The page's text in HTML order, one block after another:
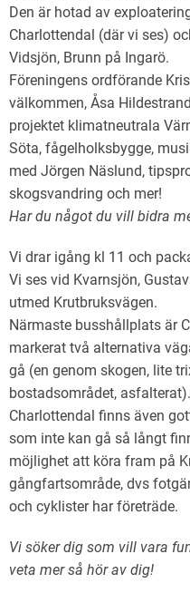
Den är hotad av
Charlottendal (där vi ses)
Vidsjön, Brunn på Ingarö.
Föreningens ordförande
välkommen, Åsa
projektet klimatneutrala
Söta, fågelholksbygge,
med Jörgen Näslund,
skogsvandring och mer!
Har du något du vill bidra
Vi drar igång kl 11 och
Vi ses vid Kvarnsjön,
utmed Krutbruksvägen.
Närmaste busshållplats är
markerat två alternativa
gå (en genom skogen, lite
bostadsområdet,
Charlottendal finns även
som inte kan gå så långt
möjlighet att köra fram på
gångfartsområde, dvs
och cyklister har företräde.
Vi söker dig som vill vara
veta mer så hör av dig!